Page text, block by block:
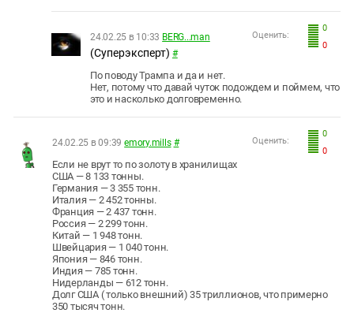
0
0
Оценить:
24.02.25 в 10:33 BERG...man
(Суперэксперт) #
По поводу Трампа и да и нет.
Нет, потому что давай чуток подождем и поймем, что
это и насколько долговременно.
0
0
Оценить:
24.02.25 в 09:39 emory.mills #
Если не врут то по золоту в хранилищах
США — 8 133 тонны.
Германия — 3 355 тонн.
Италия — 2 452 тонны.
Франция — 2 437 тонн.
Россия — 2 299 тонн.
Китай — 1 948 тонн.
Швейцария — 1 040 тонн.
Япония — 846 тонн.
Индия — 785 тонн.
Нидерланды — 612 тонн.
Долг США ( только внешний) 35 триллионов, что примерно
350 тысяч тонн.